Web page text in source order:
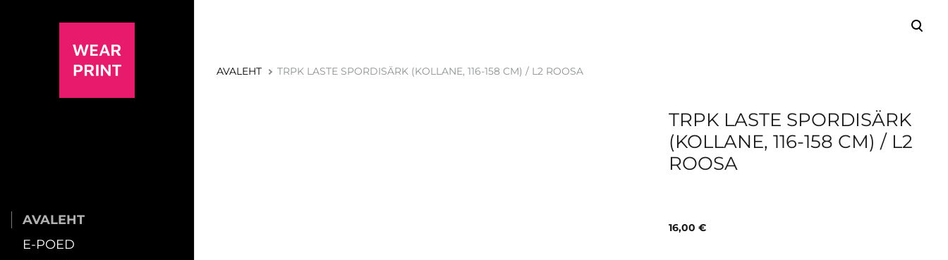
AVALEHT
E-POED
AVALEHT TRPK LASTE SPORDISÄRK (KOLLANE, 116-158 CM) / L2 ROOSA
TRPK LASTE SPORDISÄRK
(KOLLANE, 116-158 CM) / L2
ROOSA
16,00 €